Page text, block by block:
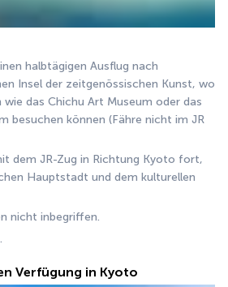
halbtägigen Ausflug nach
Insel der zeitgenössischen Kunst, wo
wie das Chichu Art Museum oder das
besuchen können (Fähre nicht im JR
dem JR-Zug in Richtung Kyoto fort,
Hauptstadt und dem kulturellen
nicht inbegriffen.
Verfügung in Kyoto